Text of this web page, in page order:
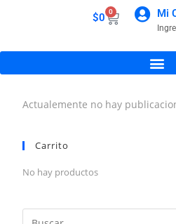
$0 0 Mi
Actualemente no hay
Carrito
No hay productos